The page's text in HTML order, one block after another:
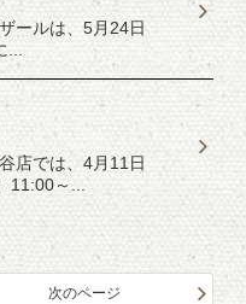
ールは、5月24日
店では、4月11日
11:00～...
次のページ